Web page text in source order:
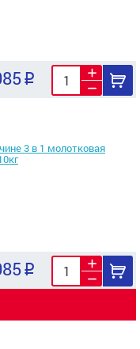
3 в 1 молотковая